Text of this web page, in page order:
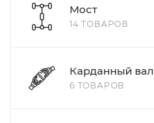
Мост
14 ТОВАРОВ
Карданный вал
6 ТОВАРОВ